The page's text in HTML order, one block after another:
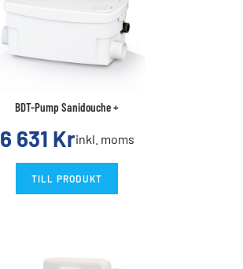
BDT-Pump Sanidouche +
6 631 Krinkl. moms
TILL PRODUKT